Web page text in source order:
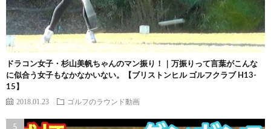
ドラコン女子・杉山美帆ちゃんのマン振り！｜万振りって言葉がこんな
に似合う女子もなかなかいない。【ブリストンヒル ゴルフクラブ H13-
15】
2018.01.23 ゴルフのラウンド動画